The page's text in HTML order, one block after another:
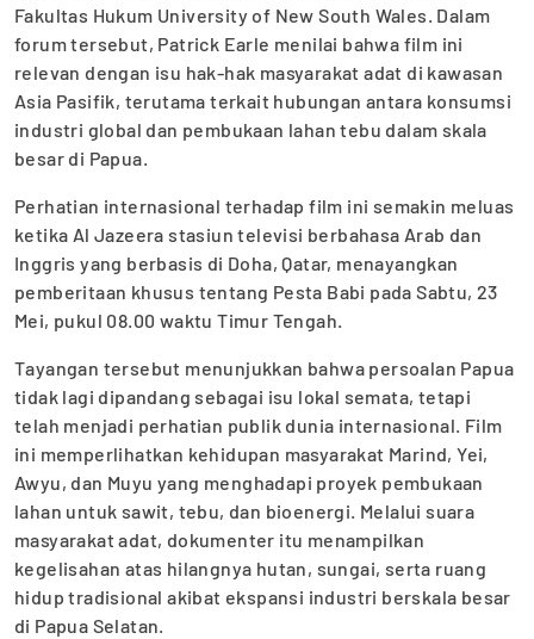
Fakultas Hukum University of New South Wales. Dalam
forum tersebut, Patrick Earle menilai bahwa film ini
relevan dengan isu hak-hak masyarakat adat di kawasan
Asia Pasifik, terutama terkait hubungan antara konsumsi
industri global dan pembukaan lahan tebu dalam skala
besar di Papua.
Perhatian internasional terhadap film ini semakin meluas
ketika Al Jazeera stasiun televisi berbahasa Arab dan
Inggris yang berbasis di Doha, Qatar, menayangkan
pemberitaan khusus tentang Pesta Babi pada Sabtu, 23
Mei, pukul 08.00 waktu Timur Tengah.
Tayangan tersebut menunjukkan bahwa persoalan Papua
tidak lagi dipandang sebagai isu lokal semata, tetapi
telah menjadi perhatian publik dunia internasional. Film
ini memperlihatkan kehidupan masyarakat Marind, Yei,
Awyu, dan Muyu yang menghadapi proyek pembukaan
lahan untuk sawit, tebu, dan bioenergi. Melalui suara
masyarakat adat, dokumenter itu menampilkan
kegelisahan atas hilangnya hutan, sungai, serta ruang
hidup tradisional akibat ekspansi industri berskala besar
di Papua Selatan.